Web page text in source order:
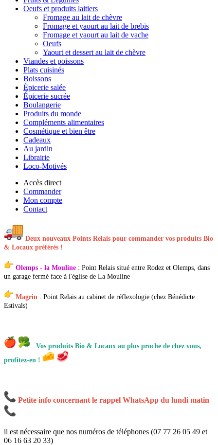
Oeufs et produits laitiers
Fromage au lait de chèvre
Fromage et yaourt au lait de brebis
Fromage et yaourt au lait de vache
Oeufs
Yaourt et dessert au lait de chèvre
Viandes et poissons
Plats cuisinés
Boissons
Épicerie salée
Épicerie sucrée
Boulangerie
Produits du monde
Compléments alimentaires
Cosmétique et bien être
Cadeaux
Au jardin
Librairie
Loco-Motivés
Accès direct
Commander
Mon compte
Contact
Deux nouveaux Points Relais pour commander vos produits Bio
& Locaux préférés !
Olemps - la Mouline : Point Relais situé entre Rodez et Olemps, dans
un garage fermé face à l'église de La Mouline
Magrin : Point Relais au cabinet de réflexologie (chez Bénédicte
Estivals)
Vos produits Bio & Locaux au plus proche de chez vous,
profitez-en !
Petite info concernant le rappel WhatsApp du lundi matin
il est nécessaire que nos numéros de téléphones (07 77 26 05 49 et
06 16 63 20 33)